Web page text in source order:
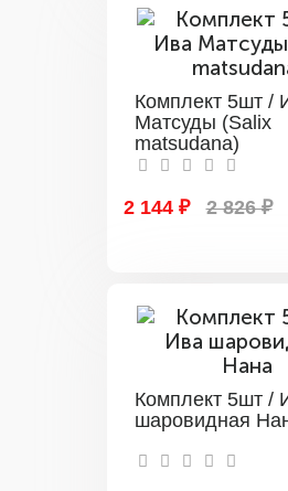
Комплект 5шт /
Матсуды (Salix
matsudana)
2 144 ₽ 2 826 ₽
Комплект 5шт /
шаровидная